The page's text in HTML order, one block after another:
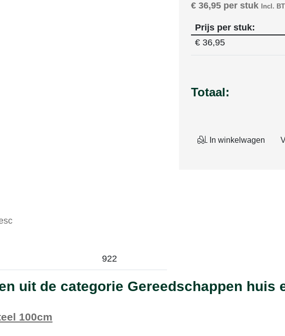
€ 36,95 per stuk Incl.
Prijs per stuk:
€ 36,95
Totaal:
In winkelwagen
922
uit de categorie Gereedschappen huis
100cm